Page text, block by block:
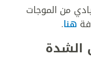
من الموجات
هنا.
الشدة